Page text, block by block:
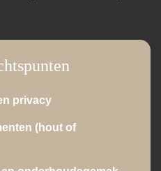
privacy
(hout of